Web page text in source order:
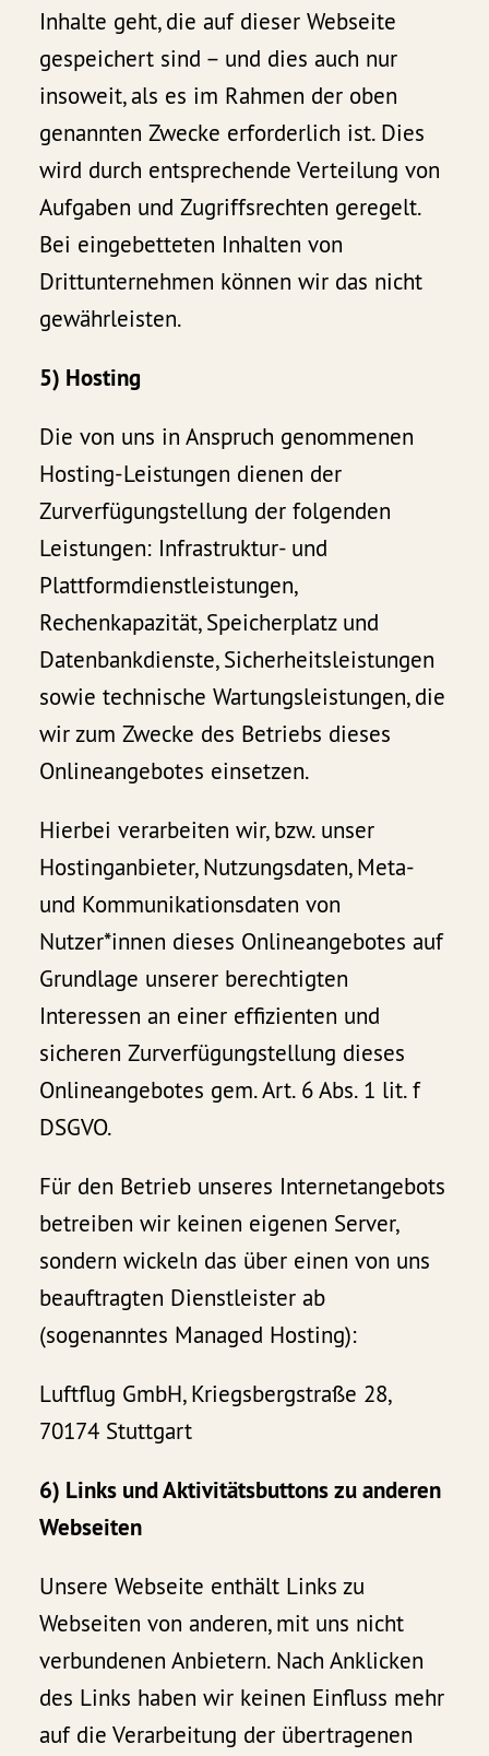
Inhalte geht, die auf dieser Webseite
gespeichert sind – und dies auch nur
insoweit, als es im Rahmen der oben
genannten Zwecke erforderlich ist. Dies
wird durch entsprechende Verteilung von
Aufgaben und Zugriffsrechten geregelt.
Bei eingebetteten Inhalten von
Drittunternehmen können wir das nicht
gewährleisten.
5) Hosting
Die von uns in Anspruch genommenen
Hosting-Leistungen dienen der
Zurverfügungstellung der folgenden
Leistungen: Infrastruktur- und
Plattformdienstleistungen,
Rechenkapazität, Speicherplatz und
Datenbankdienste, Sicherheitsleistungen
sowie technische Wartungsleistungen, die
wir zum Zwecke des Betriebs dieses
Onlineangebotes einsetzen.
Hierbei verarbeiten wir, bzw. unser
Hostinganbieter, Nutzungsdaten, Meta-
und Kommunikationsdaten von
Nutzer*innen dieses Onlineangebotes auf
Grundlage unserer berechtigten
Interessen an einer effizienten und
sicheren Zurverfügungstellung dieses
Onlineangebotes gem. Art. 6 Abs. 1 lit. f
DSGVO.
Für den Betrieb unseres Internetangebots
betreiben wir keinen eigenen Server,
sondern wickeln das über einen von uns
beauftragten Dienstleister ab
(sogenanntes Managed Hosting):
Luftflug GmbH, Kriegsbergstraße 28,
70174 Stuttgart
6) Links und Aktivitätsbuttons zu anderen
Webseiten
Unsere Webseite enthält Links zu
Webseiten von anderen, mit uns nicht
verbundenen Anbietern. Nach Anklicken
des Links haben wir keinen Einfluss mehr
auf die Verarbeitung der übertragenen